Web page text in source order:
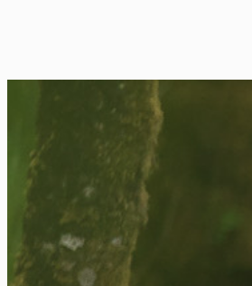
FR